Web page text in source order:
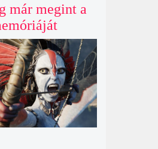
már megint a
miközben
DDR5-öt